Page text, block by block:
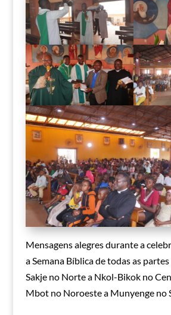
Mensagens alegres durante a
a Semana Bíblica de todas as
Sakje no Norte a Nkol-Bikok no
Mbot no Noroeste a Munyenge no